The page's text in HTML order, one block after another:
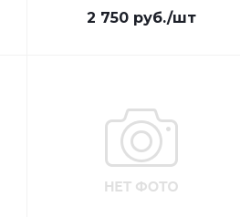
2 750 руб./шт